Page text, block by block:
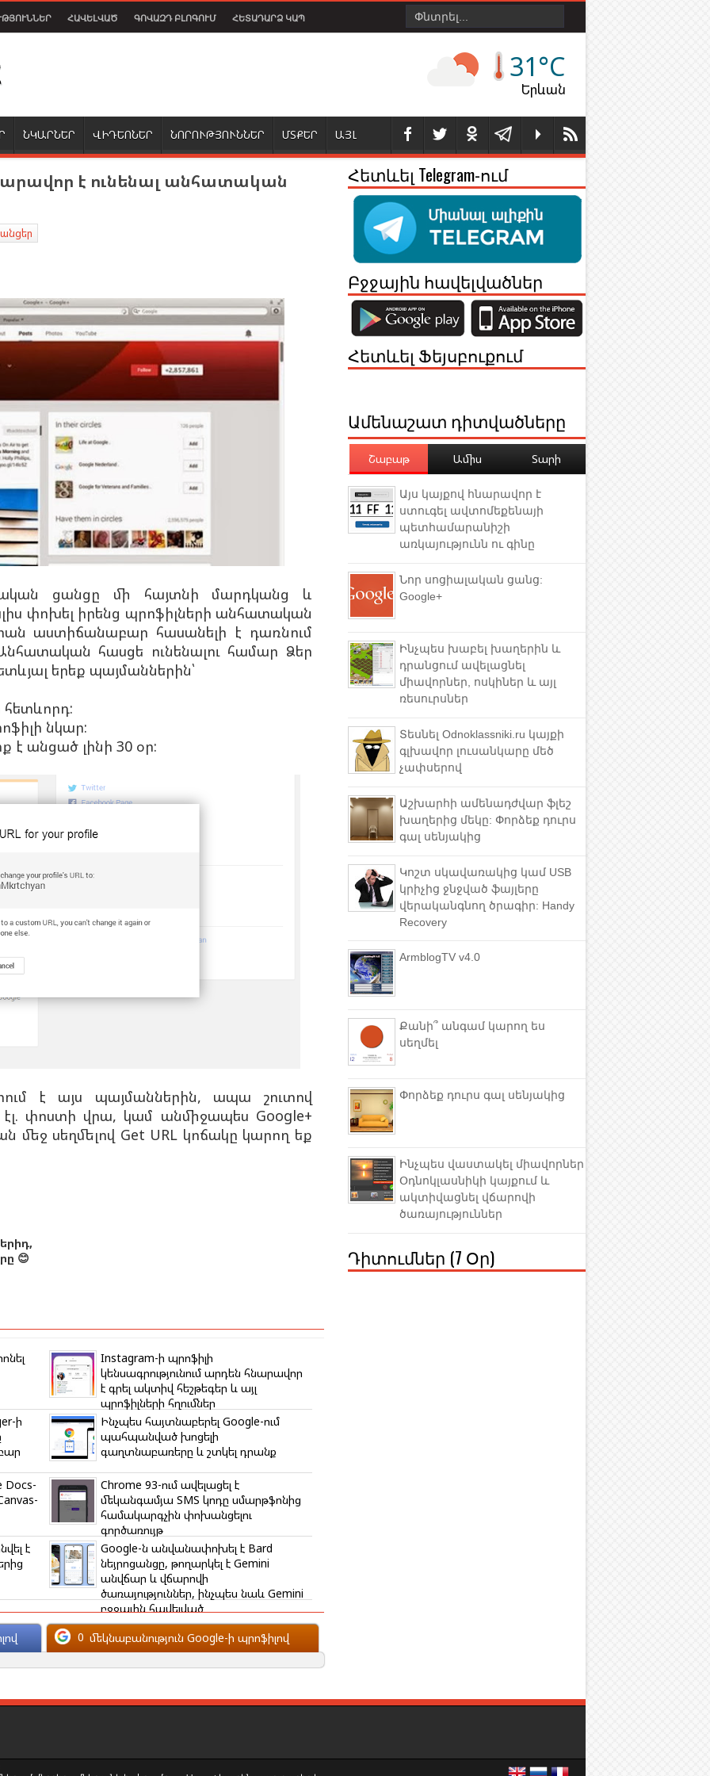
ՀԱՎԵԼՎԱԾ ԳՈՎԱԶԴ ԲԼՈԳՈՒՄ ՀԵՏԱԴԱՐՁ ԿԱՊ
31°C
Երևան
ՆԿԱՐՆԵՐ ՎԻԴԵՈՆԵՐ ՆՈՐՈՒԹՅՈՒՆՆԵՐ ՄՏՔԵՐ ԱՅԼ
է ունենալ անհատական
ցանցը մի հայտնի մարդկանց և
փոխել իրենց պրոֆիլների անհատական
աստիճանաբար հասանելի է դառնում
հասցե ունենալու համար Ձեր
երեք պայմաններին՝
հետևորդ:
նկար:
է անցած լինի 30 օր:
է այս պայմաններին, ապա շուտով
փոստի վրա, կամ անմիջապես Google+
մեջ սեղմելով Get URL կոճակը կարող եք
😊
Instagram-ի պրոֆիլի
կենսագրությունում արդեն հնարավոր
է գրել ակտիվ հեշթեգեր և այլ
պրոֆիլների հղումներ
ի
Ինչպես հայտնաբերել Google-ում
պահպանված խոցելի
գաղտնաբառերը և շտկել դրանք
Docs-
Chrome 93-ում ավելացել է
մեկանգամյա SMS կոդը սմարթֆոնից
համակարգչին փոխանցելու
գործառույթ
է
Google-ն անվանափոխել է Bard
նեյրոցանցը, թողարկել է Gemini
անվճար և վճարովի
ծառայություններ, ինչպես նաև Gemini
բջջային հավելված
0 մեկնաբանություն Google-ի պրոֆիլով
Հետևել Telegram-ում
Բջջային հավելվածներ
Հետևել Ֆեյսբուքում
Ամենաշատ դիտվածները
Շաբաթ Ամիս Տարի
Այս կայքով հնարավոր է
ստուգել ավտոմեքենայի
պետհամարանիշի
առկայությունն ու գինը
Նոր սոցիալական ցանց:
Google+
Ինչպես խաբել խաղերին և
դրանցում ավելացնել
միավորներ, ոսկիներ և այլ
ռեսուրսներ
Տեսնել Odnoklassniki.ru կայքի
գլխավոր լուսանկարը մեծ
չափսերով
Աշխարհի ամենադժվար ֆլեշ
խաղերից մեկը: Փորձեք դուրս
գալ սենյակից
Կոշտ սկավառակից կամ USB
կրիչից ջնջված ֆայլերը
վերականգնող ծրագիր: Handy
Recovery
ArmblogTV v4.0
Քանի՞ անգամ կարող ես
սեղմել
Փորձեք դուրս գալ սենյակից
Ինչպես վաստակել միավորներ
Օդնոկլասնիկի կայքում և
ակտիվացնել վճարովի
ծառայություններ
Դիտումներ (7 Օր)